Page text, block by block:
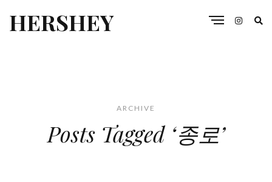
HERSHEY
ARCHIVE
Posts Tagged ‘종로’